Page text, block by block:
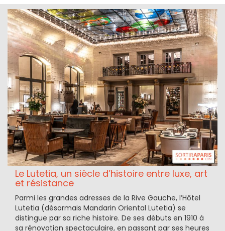
Le Lutetia, un siècle d’histoire entre luxe, art
et résistance
Parmi les grandes adresses de la Rive Gauche, l’Hôtel
Lutetia (désormais Mandarin Oriental Lutetia) se
distingue par sa riche histoire. De ses débuts en 1910 à
sa rénovation spectaculaire, en passant par ses heures